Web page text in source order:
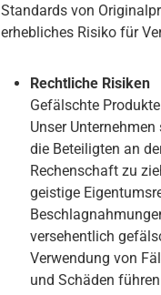
Standards von
erhebliches Risiko für
Rechtliche Risiken
Gefälschte
Unser
die Beteiligten an
Rechenschaft zu
geistige
versehentlich
Verwendung von
und Schäden